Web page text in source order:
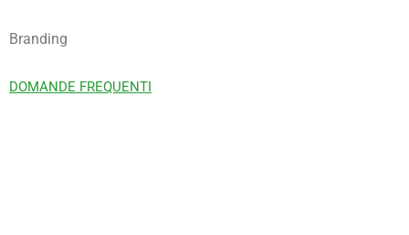
Branding
DOMANDE FREQUENTI